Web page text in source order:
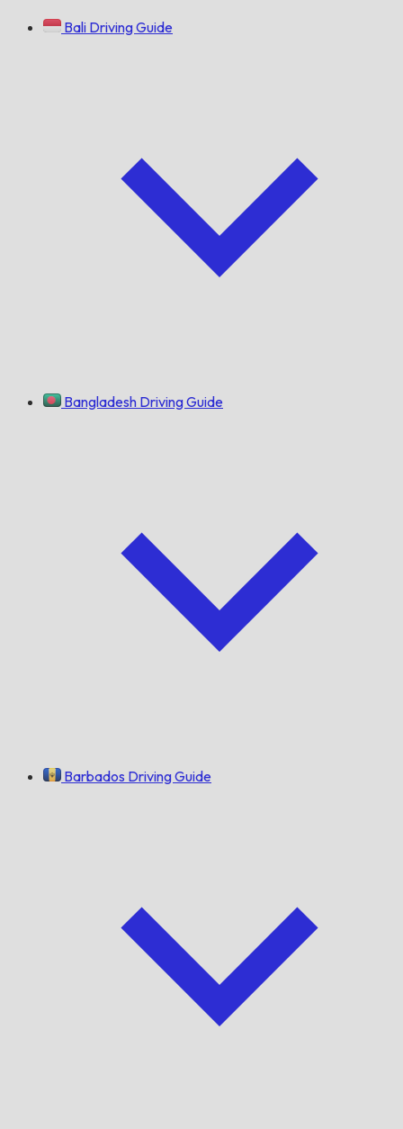
Bali Driving Guide
Bangladesh Driving Guide
Barbados Driving Guide